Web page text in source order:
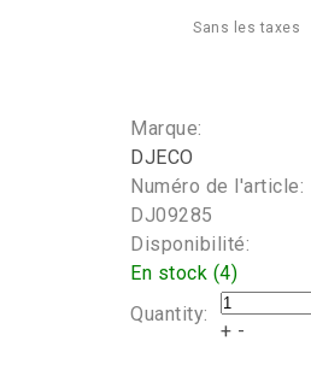
Sans les taxes
Marque:
DJECO
Numéro de l'article:
DJ09285
Disponibilité:
En stock (4)
Quantity:
+ -